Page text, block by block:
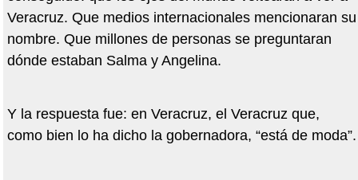
Veracruz. Que medios internacionales mencionaran su
nombre. Que millones de personas se preguntaran
dónde estaban Salma y Angelina.
Y la respuesta fue: en Veracruz, el Veracruz que,
como bien lo ha dicho la gobernadora, “está de moda”.